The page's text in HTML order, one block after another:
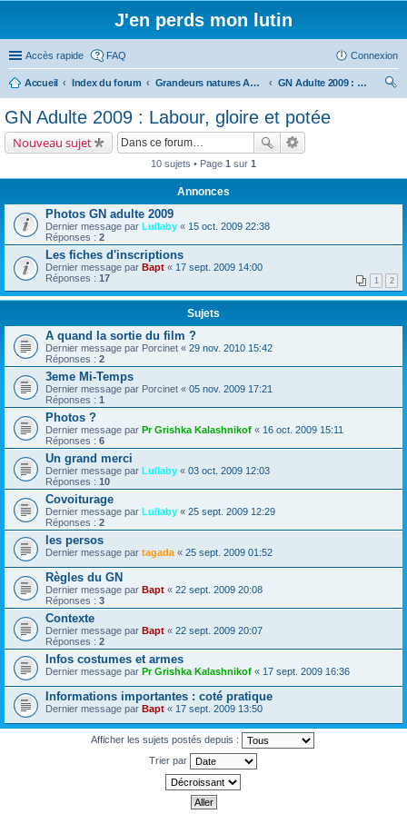
J'en perds mon lutin
Accès rapide FAQ Connexion
Accueil Index du forum Grandeurs natures Adultes
GN Adulte 2009 : Labour, gloire et potée
GN Adulte 2009 : Labour, gloire et potée
Nouveau sujet
10 sujets • Page 1 sur 1
Annonces
Photos GN adulte 2009
Dernier message par Lullaby « 15 oct. 2009 22:38
Réponses : 2
Les fiches d'inscriptions
Dernier message par Bapt « 17 sept. 2009 14:00
Réponses : 17 1 2
Sujets
A quand la sortie du film ?
Dernier message par Porcinet « 29 nov. 2010 15:42
Réponses : 2
3eme Mi-Temps
Dernier message par Porcinet « 05 nov. 2009 17:21
Réponses : 1
Photos ?
Dernier message par Pr Grishka Kalashnikof « 16 oct. 2009 15:11
Réponses : 6
Un grand merci
Dernier message par Lullaby « 03 oct. 2009 12:03
Réponses : 10
Covoiturage
Dernier message par Lullaby « 25 sept. 2009 12:29
Réponses : 2
les persos
Dernier message par tagada « 25 sept. 2009 01:52
Règles du GN
Dernier message par Bapt « 22 sept. 2009 20:08
Réponses : 3
Contexte
Dernier message par Bapt « 22 sept. 2009 20:07
Réponses : 2
Infos costumes et armes
Dernier message par Pr Grishka Kalashnikof « 17 sept. 2009 16:36
Informations importantes : coté pratique
Dernier message par Bapt « 17 sept. 2009 13:50
Afficher les sujets postés depuis :
Trier par